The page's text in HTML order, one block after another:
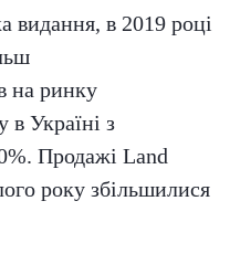
видання, в 2019 році
на ринку
в Україні з
Продажі Land
року збільшилися